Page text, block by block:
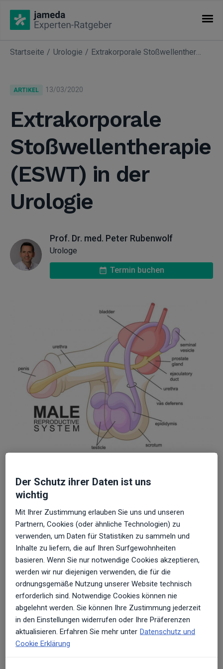
KATEGORIEN
Fachgebiete
Startseite Urologie Extrakorporale Stoßwellentherapie (ESWT) in der Urologie
ARTIKEL 13/03/2020
Extrakorporale
Stoßwellentherapie
(ESWT) in der
Urologie
Prof. Dr. med. Peter Rubenwolf
Urologe
Termin buchen
Die niedrig-energetische extrakorporale
Stoßwellentherapie (low-intensity extracorporeal
nicht-operatives Verfahren, bei dem außerhalb des
Körpers (‘extrakorporal’) erzeugte Druckwellen
definierter Energie und Frequenz in Körpergeweben
unterschiedliche, insbesondere regenerative
Wirkungen entfalten.
In welchen Bereichen
kann die ESWT eingesetzt
werden?
Der Schutz ihrer Daten ist uns
wichtig
Mit Ihrer Zustimmung erlauben Sie uns und unseren
Partnern, Cookies (oder ähnliche Technologien) zu
verwenden, um Daten für Statistiken zu sammeln und
Inhalte zu liefern, die auf Ihren Surfgewohnheiten
basieren. Wenn Sie nur notwendige Cookies akzeptieren,
werden wir nur diejenigen verwenden, die für die
ordnungsgemäße Nutzung unserer Website technisch
erforderlich sind. Notwendige Cookies können nie
abgelehnt werden. Sie können Ihre Zustimmung jederzeit
in den Einstellungen widerrufen oder Ihre Präferenzen
aktualisieren. Erfahren Sie mehr unter Datenschutz und
Cookie Erklärung